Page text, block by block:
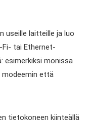
useille laitteille ja luo
tai Ethernet-
esimerkiksi monissa
modeemin että
tietokoneen kiinteällä